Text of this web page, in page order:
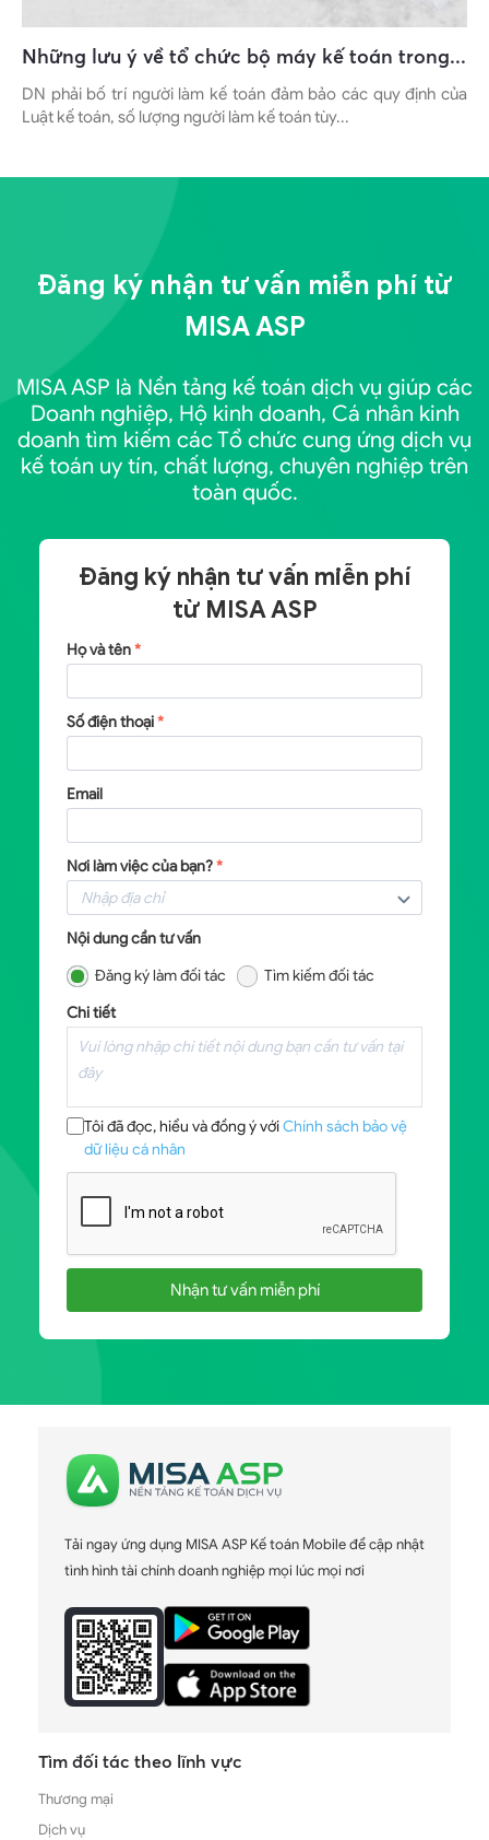
Những lưu ý về tổ chức bộ máy kế toán trong...
DN phải bố trí người làm kế toán đảm bảo các quy định của
Luật kế toán, số lượng người làm kế toán tùy...
Đăng ký nhận tư vấn miễn phí từ
MISA ASP
MISA ASP là Nền tảng kế toán dịch vụ giúp các
Doanh nghiệp, Hộ kinh doanh, Cá nhân kinh
doanh tìm kiếm các Tổ chức cung ứng dịch vụ
kế toán uy tín, chất lượng, chuyên nghiệp trên
toàn quốc.
Đăng ký nhận tư vấn miễn phí
từ MISA ASP
Họ và tên*
Số điện thoại*
Email
Nơi làm việc của bạn?*
Nội dung cần tư vấn
Đăng ký làm đối tác
Tìm kiếm đối tác
Chi tiết
Tôi đã đọc, hiểu và đồng ý vớiChính sách bảo vệ
dữ liệu cá nhân
Nhận tư vấn miễn phí
Tải ngay ứng dụng MISA ASP Kế toán Mobile để cập nhật
tình hình tài chính doanh nghiệp mọi lúc mọi nơi
Tìm đối tác theo lĩnh vực
Thương mại
Dịch vụ